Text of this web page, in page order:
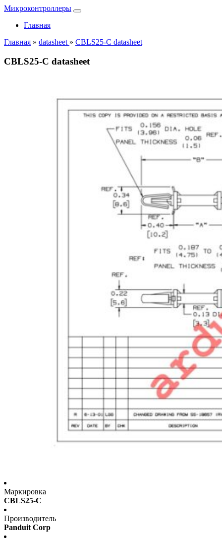
Микроконтроллеры
Главная
Главная » datasheet » CBLS25-C datasheet
CBLS25-C datasheet
Маркировка
CBLS25-C
Производитель
Panduit Corp